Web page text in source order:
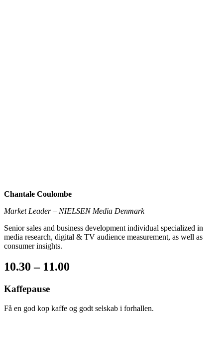
Chantale Coulombe
Market Leader – NIELSEN Media Denmark
Senior sales and business development individual specialized in
media research, digital & TV audience measurement, as well as
consumer insights.
10.30 – 11.00
Kaffepause
Få en god kop kaffe og godt selskab i forhallen.